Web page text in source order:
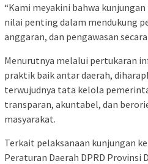
“Kami meyakini bahwa
nilai penting dalam mendukung
anggaran, dan pengawasan
Menurutnya melalui pertukaran
praktik baik antar daerah,
terwujudnya tata kelola
transparan, akuntabel, dan
masyarakat.
Terkait pelaksanaan kunjungan
Peraturan Daerah DPRD Provinsi